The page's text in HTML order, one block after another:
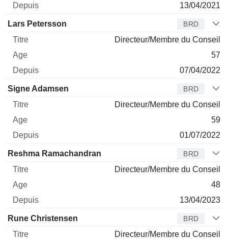
13/04/2021
Lars Petersson BRD
Directeur/Membre du Conseil
57
07/04/2022
Signe Adamsen BRD
Directeur/Membre du Conseil
59
01/07/2022
Reshma Ramachandran BRD
Directeur/Membre du Conseil
48
13/04/2023
Rune Christensen BRD
Directeur/Membre du Conseil